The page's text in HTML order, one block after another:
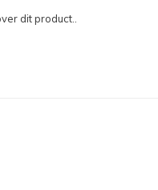
dit product..